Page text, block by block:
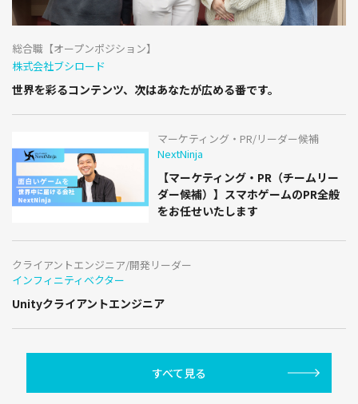
総合職【オープンポジション】
株式会社ブシロード
世界を彩るコンテンツ、次はあなたが広める番です。
マーケティング・PR/リーダー候補
NextNinja
【マーケティング・PR（チームリー
ダー候補）】スマホゲームのPR全般
をお任せいたします
クライアントエンジニア/開発リーダー
インフィニティベクター
Unityクライアントエンジニア
すべて見る